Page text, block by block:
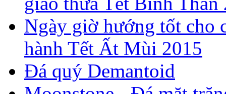
Ngày giờ hướng tốt cho
hành Tết Ất Mùi 2015
Đá quý Demantoid